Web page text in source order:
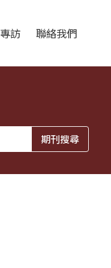
專訪 聯絡我們